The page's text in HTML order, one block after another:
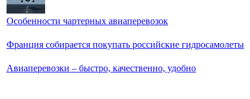
Особенности чартерных авиаперевозок
Франция собирается покупать российские гидросамолеты
Авиаперевозки – быстро, качественно, удобно